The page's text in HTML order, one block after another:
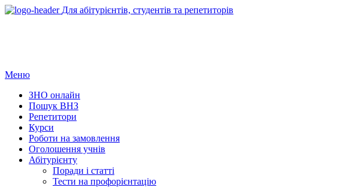
Для абітурієнтів, студентів та репетиторів
Меню
ЗНО онлайн
Пошук ВНЗ
Репетитори
Курси
Роботи на замовлення
Оголошення учнів
Абітурієнту
Поради і статті
Тести на профорієнтацію